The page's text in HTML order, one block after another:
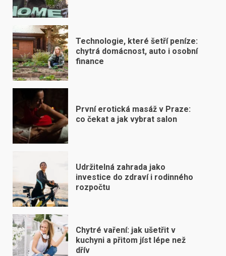
Technologie, které šetří peníze:
chytrá domácnost, auto i osobní
finance
První erotická masáž v Praze:
co čekat a jak vybrat salon
Udržitelná zahrada jako
investice do zdraví i rodinného
rozpočtu
Chytré vaření: jak ušetřit v
kuchyni a přitom jíst lépe než
dřív